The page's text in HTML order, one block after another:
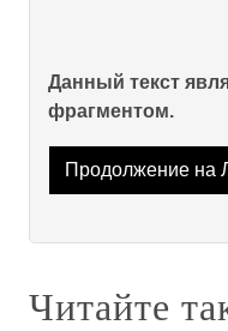
Данный текст
фрагментом.
Продолжение на
Читайте